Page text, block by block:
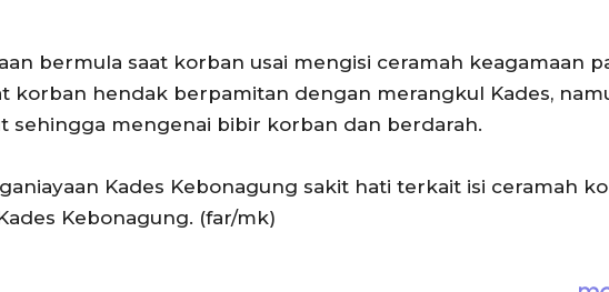
bermula saat korban usai mengisi ceramah keagamaan
korban hendak berpamitan dengan merangkul Kades,
sehingga mengenai bibir korban dan berdarah.
Kades Kebonagung sakit hati terkait isi ceramah
Kebonagung. (far/mk)